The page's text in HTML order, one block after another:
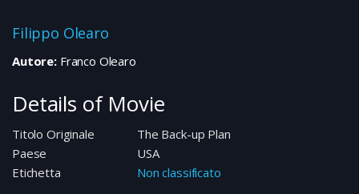
Filippo Olearo
Autore:Franco Olearo
Details of Movie
Titolo Originale
The Back-up Plan
Paese
USA
Etichetta
Non classificato